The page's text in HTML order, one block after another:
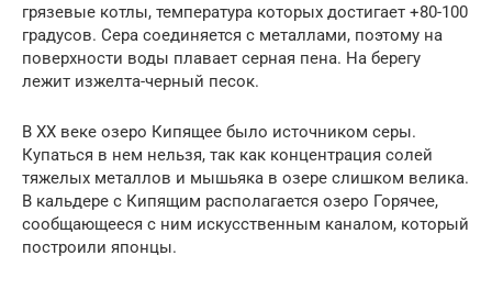
грязевые котлы, температура которых достигает +80-100
градусов. Сера соединяется с металлами, поэтому на
поверхности воды плавает серная пена. На берегу
лежит изжелта-черный песок.
В XX веке озеро Кипящее было источником серы.
Купаться в нем нельзя, так как концентрация солей
тяжелых металлов и мышьяка в озере слишком велика.
В кальдере с Кипящим располагается озеро Горячее,
сообщающееся с ним искусственным каналом, который
построили японцы.